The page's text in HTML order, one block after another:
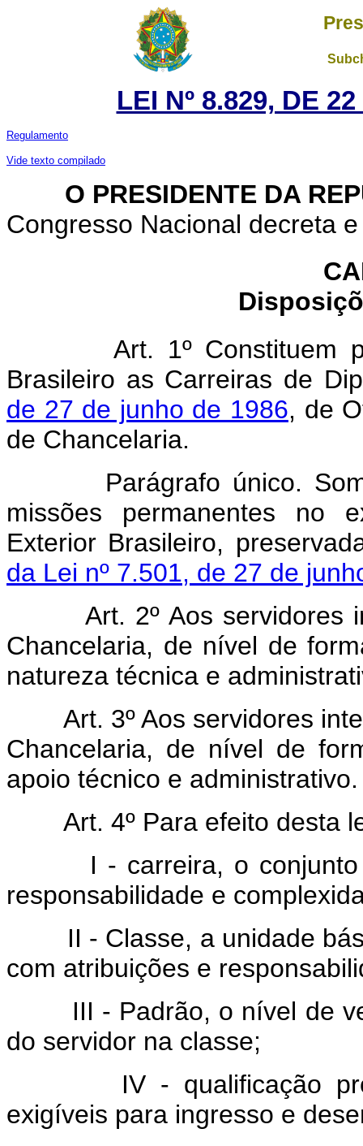
LEI Nº 8.829, DE
Regulamento
Vide texto compilado
O PRESIDENTE DA
Congresso Nacional decreta
Art. 1º Constituem
Brasileiro as Carreiras de
de 27 de junho de 1986, de
de Chancelaria.
Parágrafo único.
missões permanentes no
Exterior Brasileiro,
da Lei nº 7.501, de 27 de
Art. 2º Aos servidores
Chancelaria, de nível de
natureza técnica e
Art. 3º Aos servidores
Chancelaria, de nível de
apoio técnico e administrativo.
Art. 4º Para efeito desta
I - carreira, o conjunto
responsabilidade e
II - Classe, a unidade
com atribuições e
III - Padrão, o nível de
do servidor na classe;
IV - qualificação
exigíveis para ingresso e